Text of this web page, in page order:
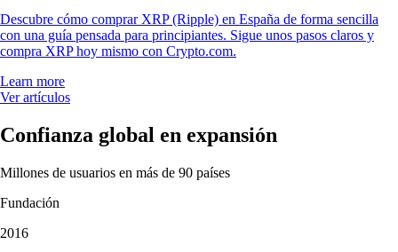
Descubre cómo comprar XRP (Ripple) en España de forma sencilla
con una guía pensada para principiantes. Sigue unos pasos claros y
compra XRP hoy mismo con Crypto.com.
Learn more
Ver artículos
Confianza global en expansión
Millones de usuarios en más de 90 países
Fundación
2016